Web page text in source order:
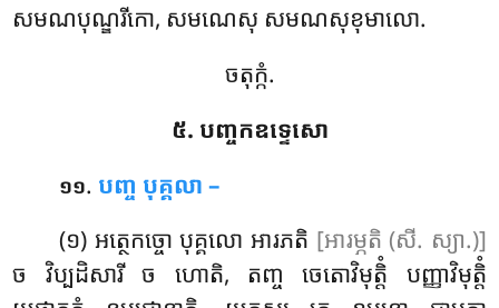
សមណបុណ្ឌរីកោ, សមណេសុ សមណសុខុមាលោ.
ចតុក្កំ.
៥. បញ្ចកឧទ្ទេសោ
១១. បញ្ច បុគ្គលា –
(១) អត្ថេកច្ចោ បុគ្គលោ អារភតិ [អារម្ភតិ (សី. ស្យា.)]
ច វិប្បដិសារី ច ហោតិ, តញ្ច ចេតោវិមុត្តិំ បញ្ញាវិមុត្តិំ